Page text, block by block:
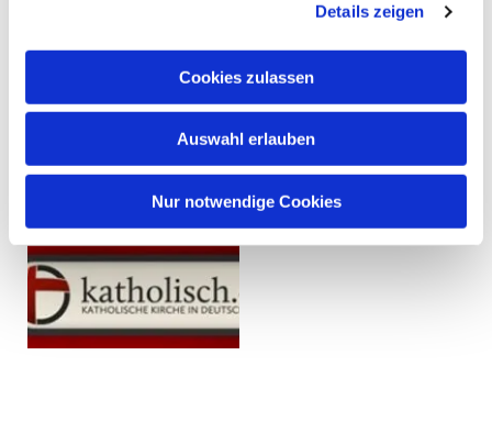
Details zeigen
Cookies zulassen
Auswahl erlauben
Nur notwendige Cookies